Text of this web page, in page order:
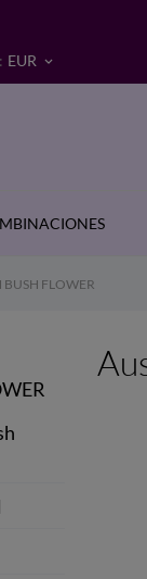
EUR keyboard_arrow_down
FLOWER